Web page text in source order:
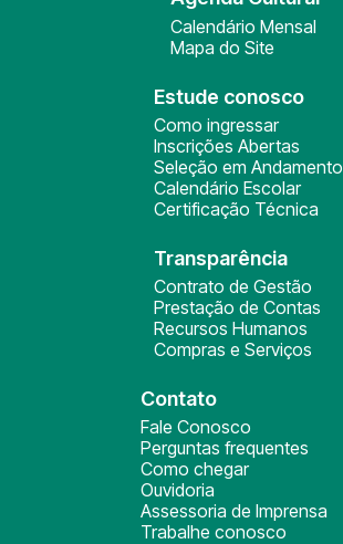
Calendário Mensal
Mapa do Site
Estude conosco
Como ingressar
Inscrições Abertas
Seleção em Andamento
Calendário Escolar
Certificação Técnica
Transparência
Contrato de Gestão
Prestação de Contas
Recursos Humanos
Compras e Serviços
Contato
Fale Conosco
Perguntas frequentes
Como chegar
Ouvidoria
Assessoria de Imprensa
Trabalhe conosco